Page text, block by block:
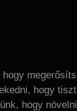
hogy
hogy